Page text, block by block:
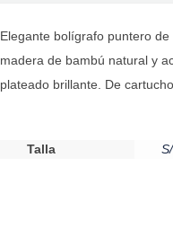
Elegante bolígrafo puntero
madera de bambú natural y
plateado brillante. De
Talla